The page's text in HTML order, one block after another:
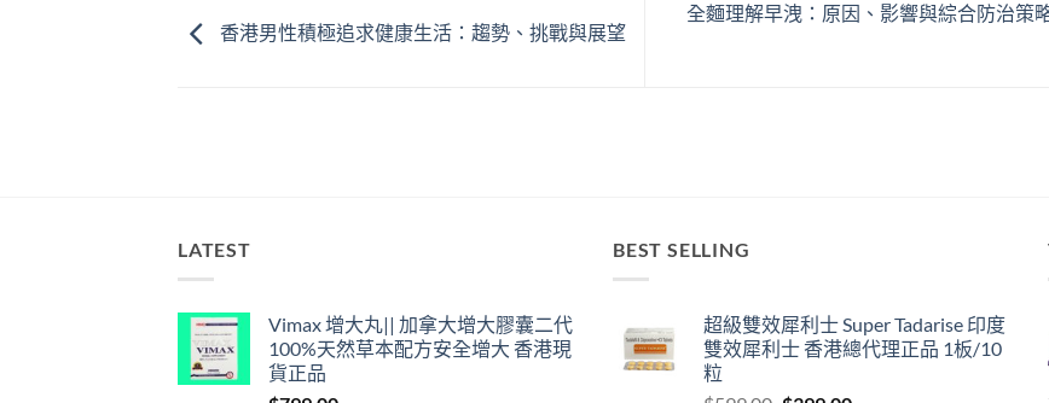
香港男性積極追求健康生活：趨勢、挑戰與展望
全麵理解早洩：原因、影響與綜合防治策
LATEST
Vimax 增大丸|| 加拿大增大膠囊二代
100%天然草本配方安全增大 香港現
貨正品
BEST SELLING
超級雙效犀利士 Super Tadarise 印度
雙效犀利士 香港總代理正品 1板/10
粒